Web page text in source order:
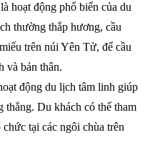
hoạt động phổ biến của du
thường thắp hương, cầu
trên núi Yên Tử, để cầu
và bản thân.
động du lịch tâm linh giúp
thẳng. Du khách có thể tham
tại các ngôi chùa trên